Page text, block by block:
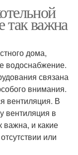
так важна
дома,
водоснабжение.
связана
внимания.
вентиляция. В
вентиляция в
важна, и какие
или